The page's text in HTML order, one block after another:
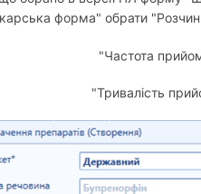
форма" обрати "Розчин
"Частота
"Тривалість